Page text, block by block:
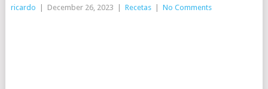
ricardo December 26, 2023 Recetas No Comments